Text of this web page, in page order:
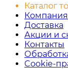
Каталог
Компания
Доставка
Акции и
Контакты
Cookie-